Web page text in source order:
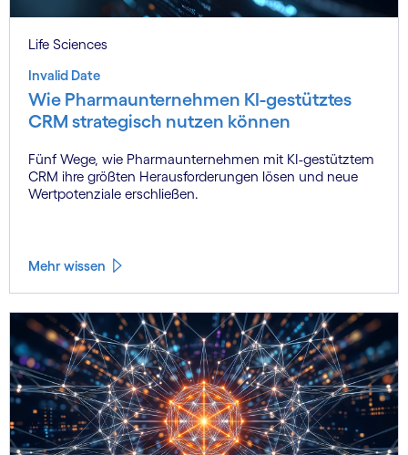
Life Sciences
Invalid Date
Wie Pharmaunternehmen KI-gestütztes
CRM strategisch nutzen können
Fünf Wege, wie Pharmaunternehmen mit KI-gestütztem
CRM ihre größten Herausforderungen lösen und neue
Wertpotenziale erschließen.
Mehr wissen